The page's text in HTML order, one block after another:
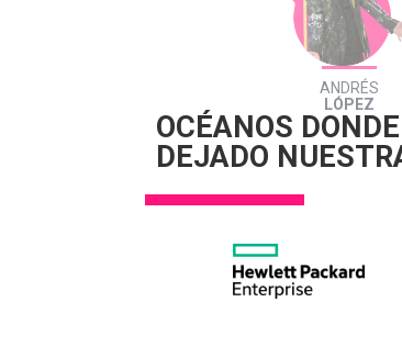
ANDRÉS
LÓPEZ
OCÉANOS
DEJADO